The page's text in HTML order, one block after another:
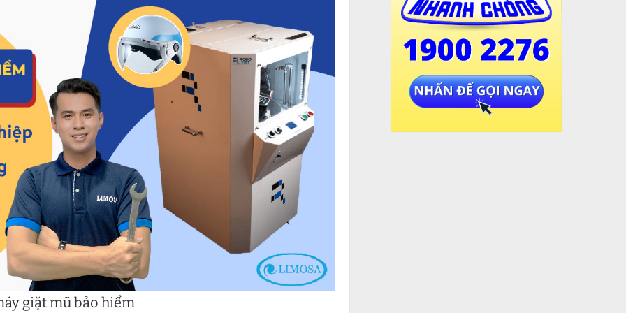
giặt mũ bảo hiểm